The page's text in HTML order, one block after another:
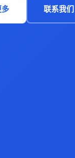
多 联系我们